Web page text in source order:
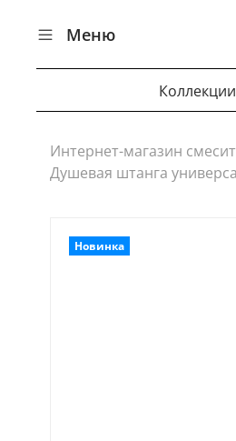
Меню
Коллекции
Интернет-магазин
Душевая штанга
Новинка